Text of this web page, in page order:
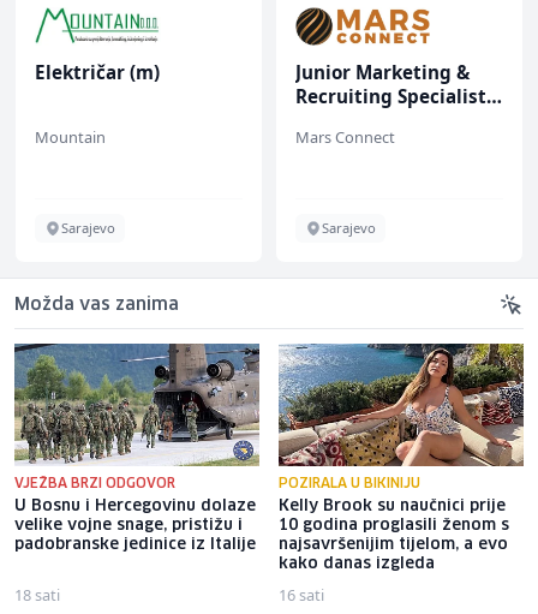
Električar (m)
Mountain
Sarajevo
Junior Marketing &
Recruiting Specialist
Mars Connect
Sarajevo
Možda vas zanima
VJEŽBA BRZI ODGOVOR
U Bosnu i Hercegovinu dolaze
velike vojne snage, pristižu i
padobranske jedinice iz Italije
18 sati
POZIRALA U BIKINIJU
Kelly Brook su naučnici prije
10 godina proglasili ženom s
najsavršenijim tijelom, a evo
kako danas izgleda
16 sati